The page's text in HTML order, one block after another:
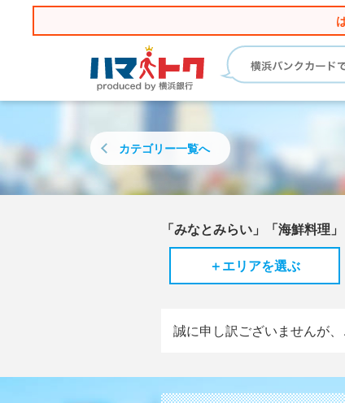
カテゴリー一覧へ
「みなとみらい」「海鮮料理
＋エリアを選ぶ
誠に申し訳ございませんが